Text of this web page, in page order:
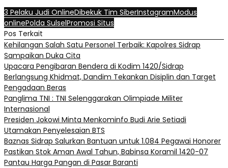
3 Pelaku Judi OnlineDibekuk Tim SiberInstagramModus
onlinePolda SulselPromosi Situs
Pos Terkait
Kehilangan Salah Satu Personel Terbaik: Kapolres Sidrap
Sampaikan Duka Cita
Upacara Pengibaran Bendera di Kodim 1420/Sidrap
Berlangsung Khidmat, Dandim Tekankan Disiplin dan Target
Pengadaan Beras
Panglima TNI : TNI Selenggarakan Olimpiade Militer
Internasional
Presiden Jokowi Minta Menkominfo Budi Arie Setiadi
Utamakan Penyelesaian BTS
Baznas Sidrap Salurkan Bantuan untuk 1.084 Pegawai Honorer
​Pastikan Stok Aman Awal Tahun, Babinsa Koramil 1420-07
Pantau Harga Pangan di Pasar Baranti